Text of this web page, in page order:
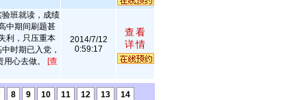
班就读，成绩
中期间刷题甚
利，只压重本
时期已入党，
心去做。
[查
2014/7/12
0:59:17
查看
详情
8 9 10 11 12 13
14